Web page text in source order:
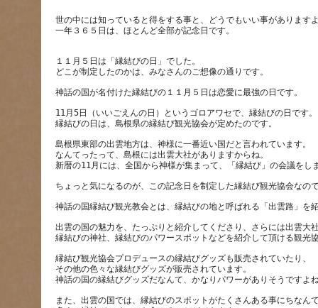
世の中には知っていると得をする事と、どうでもいい事があります
一年３６５日は、ほとんど全部が記念日です。
１１月５日は「縁結びの日」でした。
11月5日（いいごえんの日）というゴロアワセで、縁結びの日です。
島根県東部の出雲地方は、神様に一番近い国だと言われています。
なんてったって、島根には出雲大社がありますからね。
出雲の国の魅力を、たっぷりと紹介してくださり、さらには出雲大
縁結び観光協会プロデュースの縁結びグッズも販売されていたり、
その他の色々な縁結びグッズが販売されています。
また、出雲の国では、縁結びのスポットがたくさんある事にちなん